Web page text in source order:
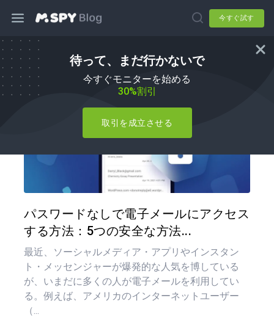
今すぐ試す
待って、まだ行かないで
今すぐモニターを始める
30%割引
取引を成立させる
ハウツー
パスワードなしで電子メールにアクセス
する方法：5つの安全な方法...
最近、ソーシャルメディア・アプリやインスタン
ト・メッセンジャーが爆発的な人気を博している
が、いまだに多くの人が電子メールを利用してい
る。例えば、アメリカのインターネットユーザー
（...